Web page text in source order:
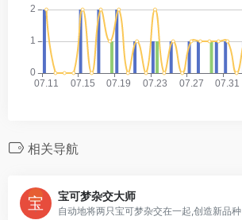
相关导航
宝可梦杂交大师
自动地将两只宝可梦杂交在一起,创造新品种